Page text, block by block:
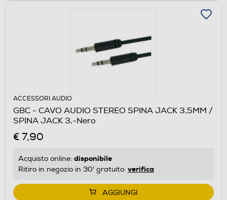
ACCESSORI AUDIO
GBC - CAVO AUDIO STEREO SPINA JACK 3,5MM /
SPINA JACK 3,-Nero
€ 7,90
Acquisto online: disponibile
Ritiro in negozio in 30' gratuito: verifica
AGGIUNGI